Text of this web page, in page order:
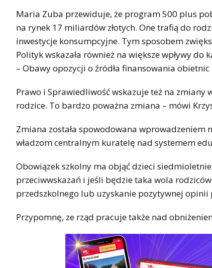
Maria Zuba przewiduje, że program 500 plus
na rynek 17 miliardów złotych. One trafią do
inwestycje konsumpcyjne. Tym sposobem
Polityk wskazała również na większe wpływy
– Obawy opozycji o źródła finansowania
Prawo i Sprawiedliwość wskazuje też na zmiany
rodzice. To bardzo poważna zmiana – mówi
Zmiana została spowodowana
władzom centralnym kuratelę nad systemem
Obowiązek szkolny ma objąć dzieci
przeciwwskazań i jeśli będzie taka wola
przedszkolnego lub uzyskanie pozytywnej
Przypomnę, ze rząd pracuje także nad